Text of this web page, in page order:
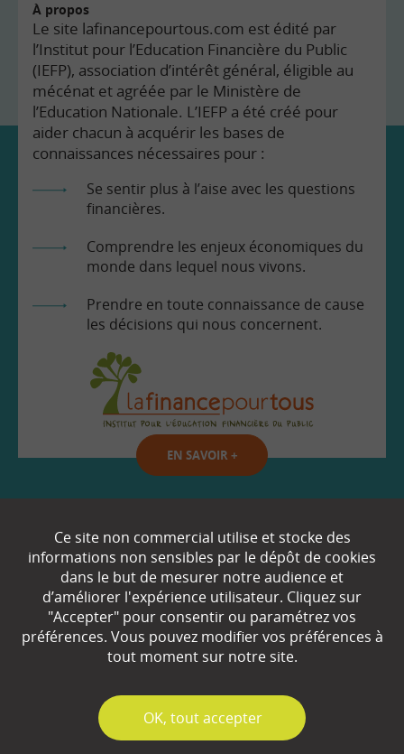
À propos
Le site lafinancepourtous.com est édité par
l’Institut pour l’Education Financière du Public
(IEFP), association d’intérêt général, éligible au
mécénat et agréée par le Ministère de
l’Education Nationale. L’IEFP a été créé pour
aider chacun à acquérir les bases de
connaissances nécessaires pour :
Se sentir plus à l’aise avec les questions
financières.
Comprendre les enjeux économiques du
monde dans lequel nous vivons.
Prendre en toute connaissance de cause
les décisions qui nous concernent.
EN SAVOIR +
Partenaires
Espace Presse
Plan du site
Mentions légales
Ce site non commercial utilise et stocke des
informations non sensibles par le dépôt de cookies
dans le but de mesurer notre audience et
d’améliorer l'expérience utilisateur. Cliquez sur
"Accepter" pour consentir ou paramétrez vos
préférences. Vous pouvez modifier vos préférences à
tout moment sur notre site.
✓
OK, tout accepter